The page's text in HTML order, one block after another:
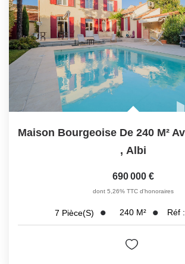
, Albi
690 000 €
dont 5,26% TTC d'honoraires
7 Pièce(s) 240 M² Réf :